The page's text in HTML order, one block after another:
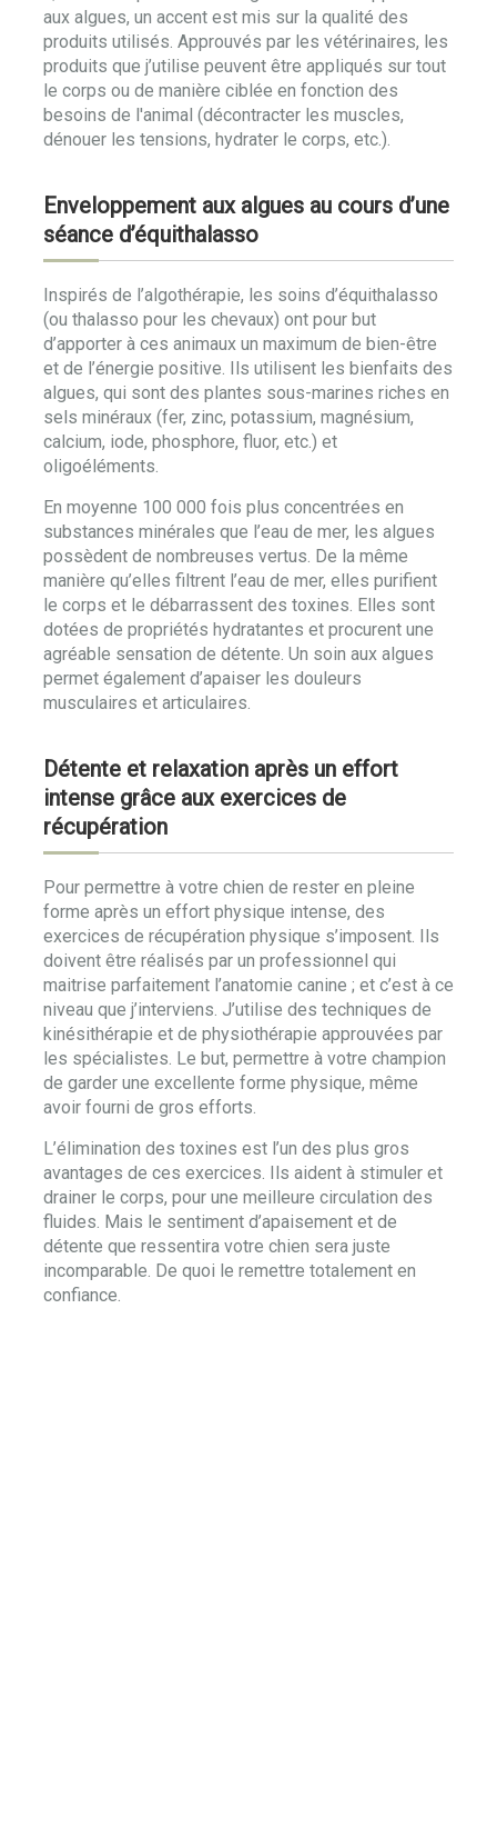
aux algues, un accent est mis sur la qualité des
produits utilisés. Approuvés par les vétérinaires, les
produits que j’utilise peuvent être appliqués sur tout
le corps ou de manière ciblée en fonction des
besoins de l'animal (décontracter les muscles,
dénouer les tensions, hydrater le corps, etc.).
Enveloppement aux algues au cours d’une
séance d’équithalasso
Inspirés de l’algothérapie, les soins d’équithalasso
(ou thalasso pour les chevaux) ont pour but
d’apporter à ces animaux un maximum de bien-être
et de l’énergie positive. Ils utilisent les bienfaits des
algues, qui sont des plantes sous-marines riches en
sels minéraux (fer, zinc, potassium, magnésium,
calcium, iode, phosphore, fluor, etc.) et
oligoéléments.
En moyenne 100 000 fois plus concentrées en
substances minérales que l’eau de mer, les algues
possèdent de nombreuses vertus. De la même
manière qu’elles filtrent l’eau de mer, elles purifient
le corps et le débarrassent des toxines. Elles sont
dotées de propriétés hydratantes et procurent une
agréable sensation de détente. Un soin aux algues
permet également d’apaiser les douleurs
musculaires et articulaires.
Détente et relaxation après un effort
intense grâce aux exercices de
récupération
Pour permettre à votre chien de rester en pleine
forme après un effort physique intense, des
exercices de récupération physique s’imposent. Ils
doivent être réalisés par un professionnel qui
maitrise parfaitement l’anatomie canine ; et c’est à ce
niveau que j’interviens. J’utilise des techniques de
kinésithérapie et de physiothérapie approuvées par
les spécialistes. Le but, permettre à votre champion
de garder une excellente forme physique, même
avoir fourni de gros efforts.
L’élimination des toxines est l’un des plus gros
avantages de ces exercices. Ils aident à stimuler et
drainer le corps, pour une meilleure circulation des
fluides. Mais le sentiment d’apaisement et de
détente que ressentira votre chien sera juste
incomparable. De quoi le remettre totalement en
confiance.